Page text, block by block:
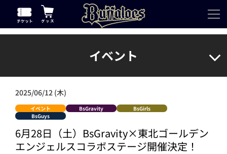
イベント
2025/06/12 (木)
イベント BsGravity
BsGirls
BsGuys
6月28日（土）BsGravity×東北ゴールデン
エンジェルスコラボステージ開催決定！